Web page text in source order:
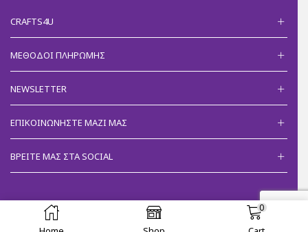
CRAFTS4U
ΜΈΘΟΔΟΙ ΠΛΗΡΩΜΉΣ
NEWSLETTER
ΕΠΙΚΟΙΝΩΝΉΣΤΕ ΜΑΖΊ ΜΑΣ
ΒΡΕΊΤΕ ΜΑΣ ΣΤΑ SOCIAL
Ⓒ 2018 Crafts4u - Developed by Eleni Papanikolaou .
0